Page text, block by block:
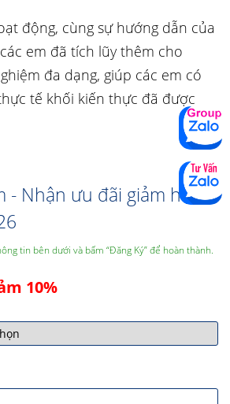
động, cùng sự hướng dẫn của
em đã tích lũy thêm cho
đa dạng, giúp các em có
tế khối kiến thực đã được
- Nhận ưu đãi giảm học
tin bên dưới và bấm “Đăng Ký” để hoàn thành.
10%